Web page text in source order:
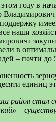
году в
наши
в
– почти до
единиц
район стал
–